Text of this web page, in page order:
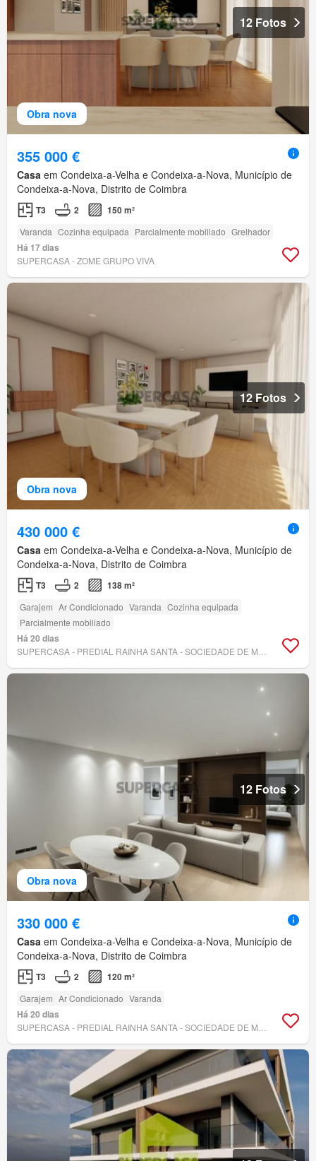
Obra nova
12 Fotos
355 000 €
Casa em Condeixa-a-Velha e Condeixa-a-Nova, Município de
Condeixa-a-Nova, Distrito de Coimbra
T3 2 150 m²
Varanda Cozinha equipada Parcialmente mobiliado Grelhador
Há 17 dias
SUPERCASA - ZOME GRUPO VIVA
Obra nova
12 Fotos
430 000 €
Casa em Condeixa-a-Velha e Condeixa-a-Nova, Município de
Condeixa-a-Nova, Distrito de Coimbra
T3 2 138 m²
Garajem Ar Condicionado Varanda Cozinha equipada
Parcialmente mobiliado
Há 20 dias
Obra nova
12 Fotos
330 000 €
Casa em Condeixa-a-Velha e Condeixa-a-Nova, Município de
Condeixa-a-Nova, Distrito de Coimbra
T3 2 120 m²
Garajem Ar Condicionado Varanda
Há 20 dias